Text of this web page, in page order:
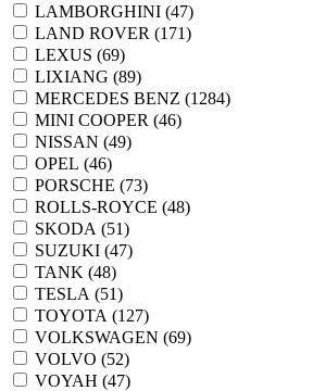
LAMBORGHINI (47)
LAND ROVER (171)
LEXUS (69)
LIXIANG (89)
MERCEDES BENZ (1284)
MINI COOPER (46)
NISSAN (49)
OPEL (46)
PORSCHE (73)
ROLLS-ROYCE (48)
SKODA (51)
SUZUKI (47)
TANK (48)
TESLA (51)
TOYOTA (127)
VOLKSWAGEN (69)
VOLVO (52)
VOYAH (47)